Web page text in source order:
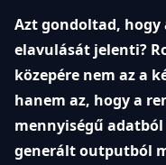
Azt gondoltad, hogy
elavulását jelenti?
közepére nem az a
hanem az, hogy a
mennyiségű
generált outputból